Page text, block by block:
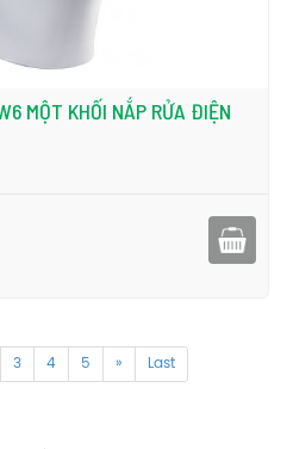
MỘT KHỐI NẮP RỬA ĐIỆN
3 4 5 » Last